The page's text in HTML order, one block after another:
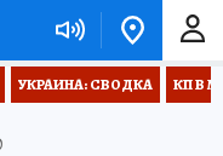
УКРАИНА: СВОДКА КП В